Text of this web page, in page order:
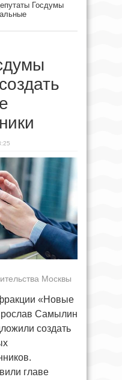
Госдумы
Москвы
«Новые
Самылин
создать
главе